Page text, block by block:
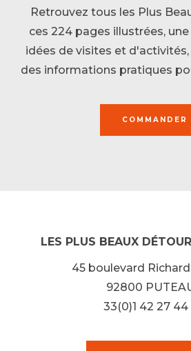
Retrouvez tous les Plus
ces 224 pages illustrées,
idées de visites et
des informations pratiques
COMMANDER
LES PLUS BEAUX
45 boulevard
92800
33(0)1 42 27